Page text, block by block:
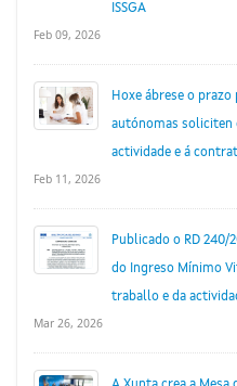
ISSGA
Feb 09, 2026
Hoxe ábrese o
autónomas soliciten
actividade e á
Feb 11, 2026
Publicado o RD
do Ingreso Mínimo
traballo e da
Mar 26, 2026